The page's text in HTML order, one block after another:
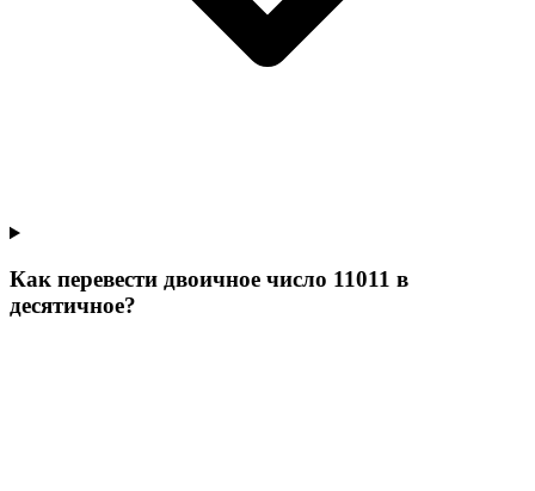
Как перевести двоичное число 11011 в
десятичное?